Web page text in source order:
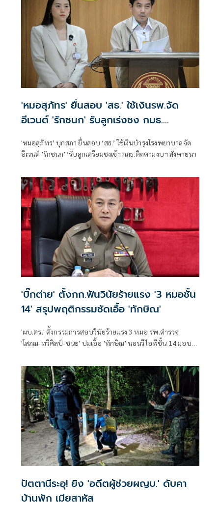
'หมอสุภัทร' ยื่นสอบ 'สธ.' ใช้เงินรพ.จัด
อีเวนต์ 'รักชนก' รับลูกเร่งชง กมธ.
'หมอสุภัทร’ บุกสภา ยื่นสอบ ‘สธ.’ ใช้เงินบำรุงโรงพยาบาลจัด
อีเวนต์ 'รักชนก' ’รับลูกเตรียมชงเข้า กมธ.ติดตามงบฯ สังคายนา
'บิ๊กต่าย' ตั้งกก.ฟันวินัยร้ายแรง '3 หมอชั้น
14' สรุปพฤติกรรมชัดเอื้อ 'ทักษิณ'
'ผบ.ตร.' ตั้งกรรมการสอบวินัยร้ายแรง 3 หมอ รพ.ตำรวจ
'โสภณ-ทวีศิลป์-ชนะ' ปมเอื้อ 'ทักษิณ' นอนวีไอพีชั้น 14 มอบ
ปัตตานีระอุ! ยิง 'อดีตผู้ช่วยผญบ.' ดับคา
บ้านพัก เมียสาหัส